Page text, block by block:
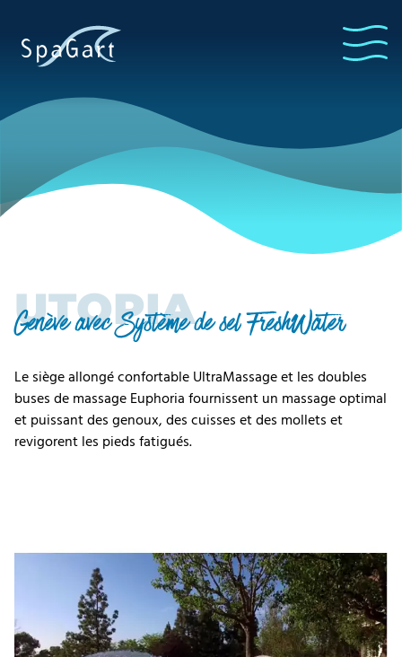
UTOPIA
Genève avec Système de sel FreshWater
Le siège allongé confortable UltraMassage et les doubles
buses de massage Euphoria fournissent un massage optimal
et puissant des genoux, des cuisses et des mollets et
revigorent les pieds fatigués.